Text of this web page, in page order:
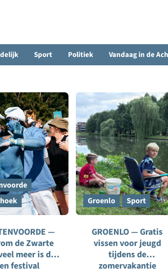
Sport Politiek Vandaag in de
—
de Zwarte
meer is dan
festival
Groenlo Sport
GROENLO — Gratis
vissen voor jeugd
tijdens de
zomervakantie